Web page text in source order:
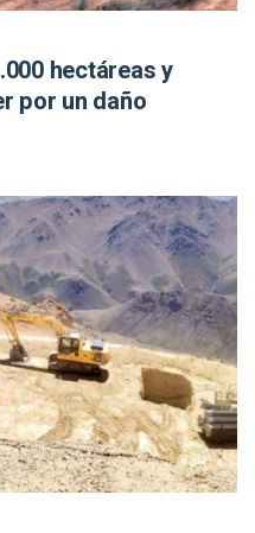
hectáreas y
por un daño